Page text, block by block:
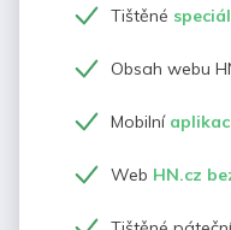
Tištěné
Obsah webu
Mobilní
Web HN.cz